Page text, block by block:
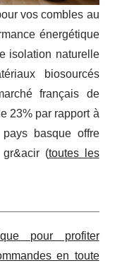
vos combles au
énergétique
isolation naturelle
biosourcés
français de
23% par rapport à
basque offre
gr&acir (toutes les
pour profiter
en toute